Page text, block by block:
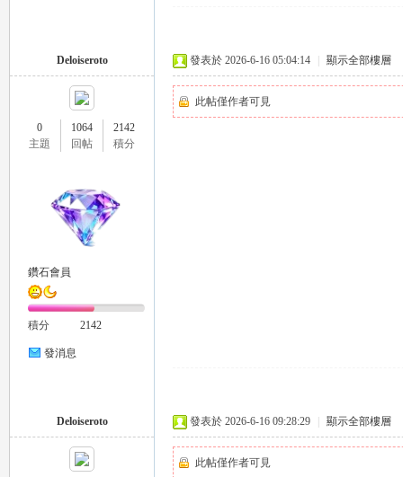
Deloiseroto
0
主題
1064
回帖
2142
積分
鑽石會員
積分 2142
發消息
發表於 2026-6-16 05:04:14 顯示全部樓層
此帖僅作者可見
Deloiseroto 發表於 2026-6-16 09:28:29 顯示全部樓層
此帖僅作者可見